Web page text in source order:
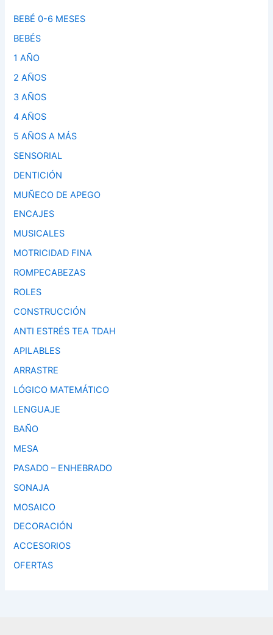
BEBÉ 0-6 MESES
BEBÉS
1 AÑO
2 AÑOS
3 AÑOS
4 AÑOS
5 AÑOS A MÁS
SENSORIAL
DENTICIÓN
MUÑECO DE APEGO
ENCAJES
MUSICALES
MOTRICIDAD FINA
ROMPECABEZAS
ROLES
CONSTRUCCIÓN
ANTI ESTRÉS TEA TDAH
APILABLES
ARRASTRE
LÓGICO MATEMÁTICO
LENGUAJE
BAÑO
MESA
PASADO – ENHEBRADO
SONAJA
MOSAICO
DECORACIÓN
ACCESORIOS
OFERTAS